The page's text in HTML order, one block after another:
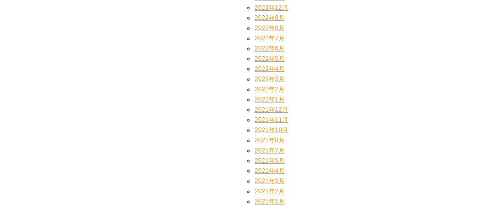
2022年12月
2022年9月
2022年8月
2022年7月
2022年6月
2022年5月
2022年4月
2022年3月
2022年2月
2022年1月
2021年12月
2021年11月
2021年10月
2021年8月
2021年7月
2021年5月
2021年4月
2021年3月
2021年2月
2021年1月